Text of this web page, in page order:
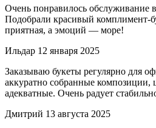
Очень понравилось обслуживание
Подобрали красивый комплимент-
приятная, а эмоций — море!
Ильдар 12 января 2025
Заказываю букеты регулярно для
аккуратно собранные композиции,
адекватные. Очень радует
Дмитрий 13 августа 2025